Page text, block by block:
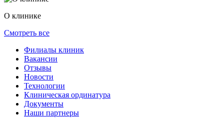
О клинике
Смотреть все
Филиалы клиник
Вакансии
Отзывы
Новости
Технологии
Клиническая ординатура
Документы
Наши партнеры